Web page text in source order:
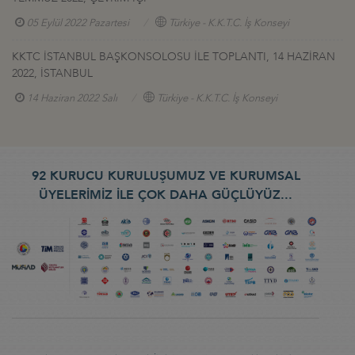
05 Eylül 2022 Pazartesi Türkiye - K.K.T.C. İş Konseyi
KKTC İSTANBUL BAŞKONSOLOSU İLE TOPLANTI, 14 HAZİRAN
2022, İSTANBUL
14 Haziran 2022 Salı Türkiye - K.K.T.C. İş Konseyi
92 KURUCU KURULUŞUMUZ VE KURUMSAL
ÜYELERİMİZ İLE ÇOK DAHA GÜÇLÜYÜZ...